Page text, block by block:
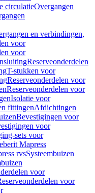
circulatieOvergangen
en verbindingen,
voor
voor
Reserveonderdelen
T-stukken voor
Reserveonderdelen voor
Reserveonderdelen voor
Isolatie voor
fittingenAfdichtingen
Bevestigingen voor
voor
sets voor
Mapress
rvsSysteembuizen
voor
voor